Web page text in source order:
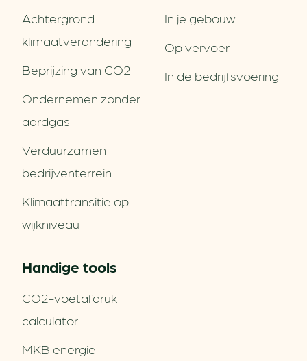
Achtergrond
klimaatverandering
Beprijzing van CO2
Ondernemen zonder
aardgas
Verduurzamen
bedrijventerrein
Klimaattransitie op
wijkniveau
In je gebouw
Op vervoer
In de bedrijfsvoering
Handige tools
CO2-voetafdruk
calculator
MKB energie